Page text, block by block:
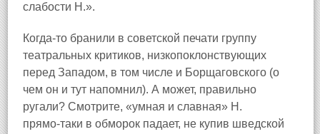
слабости H.».
Когда‑то бранили в советской печати группу
театральных критиков, низкопоклонствующих
перед Западом, в том числе и Борщаговского (о
чем он и тут напомнил). А может, правильно
ругали? Смотрите, «умная и славная» Н.
прямо‑таки в обморок падает, не купив шведской